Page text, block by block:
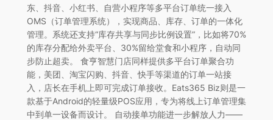
东、抖音、小红书、自营小程序等多平台订单统一接入
OMS（订单管理系统），实现商品、库存、订单的一体化
管理。系统还支持“库存共享与同步比例设置”，比如将70%
的库存分配给外卖平台、30%留给堂食和小程序，自动同
步防止超卖。 食亨智慧门店同样提供多平台订单聚合功
能，美团、淘宝闪购、抖音、快手等渠道的订单一站接
入，店长在手机上即可完成订单接收。Eats365 Biz则是一
款基于Android的轻量级POS应用，专为将线上订单管理集
中到单一设备而设计。 自动接单功能进一步解放人力——